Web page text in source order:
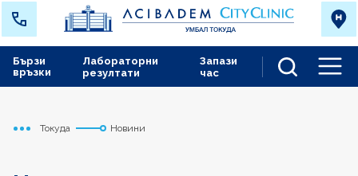
Лабораторни
резултати
Запази
час
Бързи
връзки
Начало
Токуда Новини